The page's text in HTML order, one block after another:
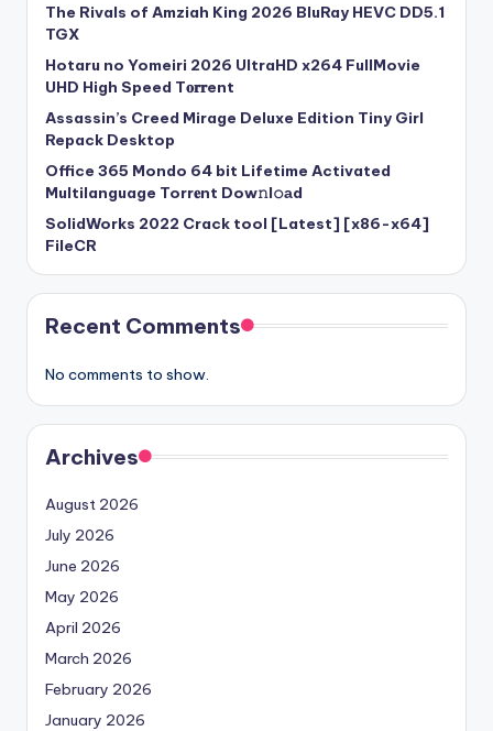
The Rivals of Amziah King 2026 BluRay HEVC DD5.1
TGX
Hotaru no Yomeiri 2026 UltraHD x264 FullMovie
UHD High Speed T𝐨𝐫𝐫ent
Assassin’s Creed Mirage Deluxe Edition Tiny Girl
Repack Desktop
Office 365 Mondo 64 bit Lifetime Activated
Multilanguage Torr𝐞nt Dow𝚗l𝚘аd
SolidWorks 2022 Crack tool [Latest] [x86-x64]
FileCR
Recent Comments
No comments to show.
Archives
August 2026
July 2026
June 2026
May 2026
April 2026
March 2026
February 2026
January 2026